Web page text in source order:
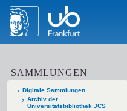
SAMMLUNGEN
Digitale Sammlungen
Archiv der
Universitätsbibliothek JCS